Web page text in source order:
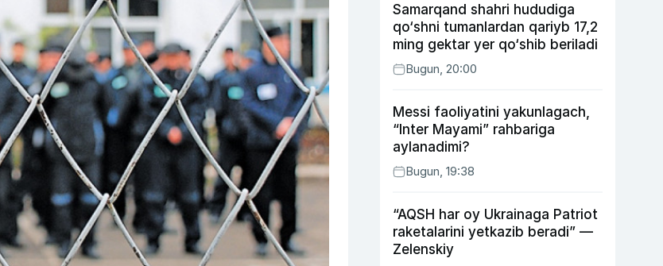
Samarqand shahri hududiga
qo‘shni tumanlardan qariyb 17,2
ming gektar yer qo‘shib beriladi
Bugun, 20:00
Messi faoliyatini yakunlagach,
“Inter Mayami” rahbariga
aylanadimi?
Bugun, 19:38
“AQSH har oy Ukrainaga Patriot
raketalarini yetkazib beradi” —
Zelenskiy